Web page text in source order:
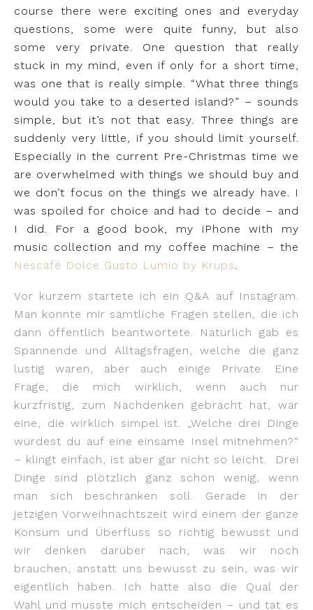
course there were exciting ones and everyday
questions, some were quite funny, but also
some very private. One question that really
stuck in my mind, even if only for a short time,
was one that is really simple. “What three things
would you take to a deserted island?” – sounds
simple, but it’s not that easy. Three things are
suddenly very little, if you should limit yourself.
Especially in the current Pre-Christmas time we
are overwhelmed with things we should buy and
we don’t focus on the things we already have. I
was spoiled for choice and had to decide – and
I did. For a good book, my iPhone with my
music collection and my coffee machine – the
Nescafé Dolce Gusto Lumio by Krups
Vor kurzem startete ich ein Q&A auf Instagram.
Man konnte mir sämtliche Fragen stellen, die ich
dann öffentlich beantwortete. Natürlich gab es
Spannende und Alltagsfragen, welche die ganz
lustig waren, aber auch einige Private. Eine
Frage, die mich wirklich, wenn auch nur
kurzfristig, zum Nachdenken gebracht hat, war
eine, die wirklich simpel ist. „Welche drei Dinge
würdest du auf eine einsame Insel mitnehmen?“
– klingt einfach, ist aber gar nicht so leicht.
Drei
Dinge sind plötzlich ganz schön wenig, wenn
man sich beschränken soll. Gerade in der
jetzigen Vorweihnachtszeit wird einem der ganze
Konsum und Überfluss so richtig bewusst und
wir denken darüber nach, was wir noch
brauchen, anstatt uns bewusst zu sein, was wir
eigentlich haben. Ich hatte also die Qual der
Wahl und musste mich entscheiden – und tat es